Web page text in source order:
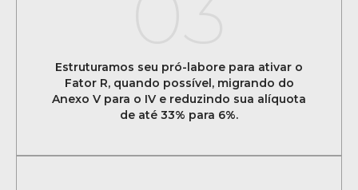
Estruturamos seu pró-labore para ativar o
Fator R, quando possível, migrando do
Anexo V para o IV e reduzindo sua alíquota
de até 33% para 6%.